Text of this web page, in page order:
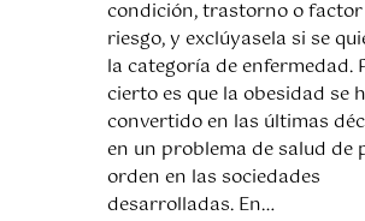
condición, trastorno o
riesgo, y exclúyasela si se
la categoría de enfermedad.
cierto es que la obesidad se
convertido en las últimas
en un problema de salud de
orden en las sociedades
desarrolladas. En…